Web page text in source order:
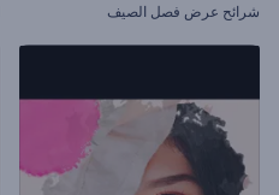
شرائح عرض فصل الصيف